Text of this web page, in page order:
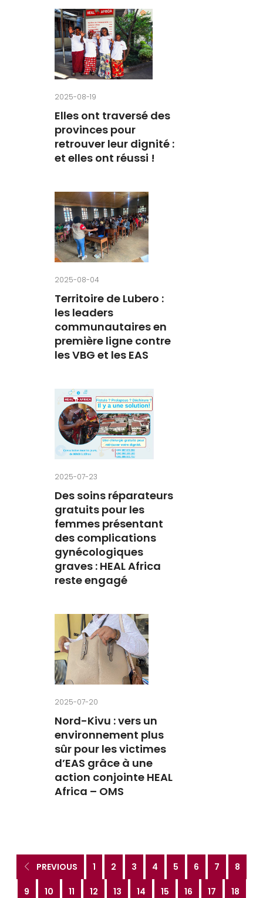
2025-08-19
Elles ont traversé des
provinces pour
retrouver leur dignité :
et elles ont réussi !
2025-08-04
Territoire de Lubero :
les leaders
communautaires en
première ligne contre
les VBG et les EAS
2025-07-23
Des soins réparateurs
gratuits pour les
femmes présentant
des complications
gynécologiques
graves : HEAL Africa
reste engagé
2025-07-20
Nord-Kivu : vers un
environnement plus
sûr pour les victimes
d’EAS grâce à une
action conjointe HEAL
Africa – OMS
PREVIOUS 1 2 3 4 5 6 7 8
9 10 11 12 13 14 15 16 17 18